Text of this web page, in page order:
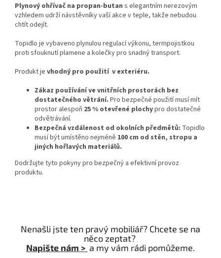
Plynový ohřívač na propan-butan s elegantním nerezovým
vzhledem udrží návstěvníky vaší akce v teple, takže nebudou
chtít odejít.
Topidlo je vybaveno plynulou regulací výkonu, termpojistkou
proti sfouknutí plamene a kolečky pro snadný transport.
Produkt je vhodný pro použití v exteriéru.
Zákaz používání ve vnitřních prostorách bez
dostatečného větrání. Pro bezpečné použití musí mít
prostor alespoň 25 % otevřené plochypro dostatečné
odvětrávání.
Bezpečná vzdálenost od okolních předmětů: Topidlo
musí být umístěno nejméně 100 cm od stěn, stropu a
jiných hořlavých materiálů.
Dodržujte tyto pokyny pro bezpečný a efektivní provoz
produktu.
Nenašli jste ten pravý mobiliář? Chcete se na
něco zeptat?
Napište nám > a my vám rádi pomůžeme.